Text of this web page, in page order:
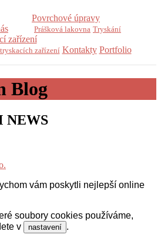
Povrchové úpravy
Prášková lakovna Tryskání
zařízení
zařízení Kontakty Portfolio
Blog
NEWS
vám poskytli nejlepší online
soubory cookies používáme,
v
nastavení .